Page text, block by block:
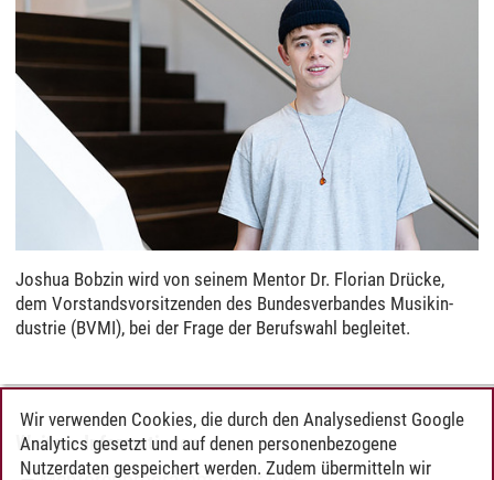
Jos­hua Bob­zin wird von sei­nem Men­tor Dr. Flo­ri­an Drücke,
dem Vor­stands­vor­sit­zen­den des Bun­des­ver­ban­des Mu­sik­in­
dus­trie (BVMI), bei der Frage der Berufswahl be­glei­tet.
Weitere Informationen
Wir verwenden Cookies, die durch den Analysedienst Google
Analytics gesetzt und auf denen personenbezogene
Nutzerdaten gespeichert werden. Zudem übermitteln wir